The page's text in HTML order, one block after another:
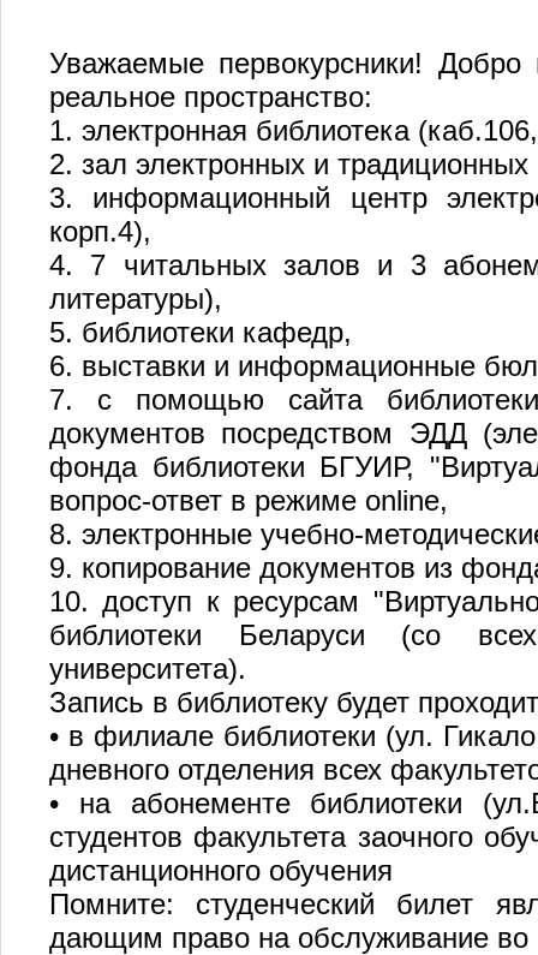
Уважаемые первокурсники!
реальное пространство:
1. электронная библиотека
2. зал электронных и
3. информационный центр
корп.4),
4. 7 читальных залов и 3
литературы),
5. библиотеки кафедр,
6. выставки и информационные
7. с помощью сайта
документов посредством ЭДД
фонда библиотеки БГУИР,
вопрос-ответ в режиме online,
8. электронные учебно-
9. копирование документов из
10. доступ к ресурсам
библиотеки Беларуси (со
университета).
Запись в библиотеку будет
• в филиале библиотеки (ул.
дневного отделения всех
• на абонементе библиотеки
студентов факультета заочного
дистанционного обучения
Помните: студенческий билет
дающим право на обслуживание во